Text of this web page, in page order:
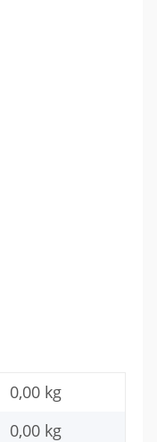
0,00 kg
0,00 kg